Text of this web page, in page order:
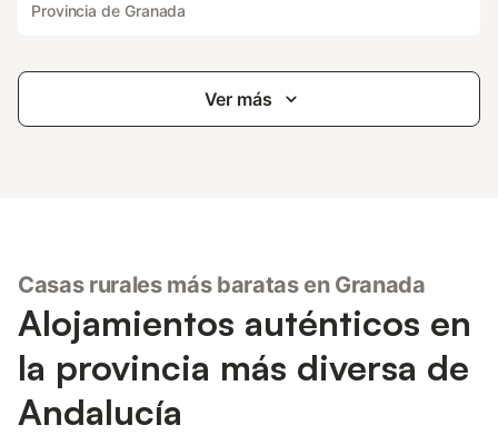
Provincia de Granada
Ver más
Casas rurales más baratas en Granada
Alojamientos auténticos en
la provincia más diversa de
Andalucía